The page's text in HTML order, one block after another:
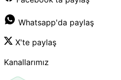
Whatsapp'da paylaş
X'te paylaş
Kanallarımız